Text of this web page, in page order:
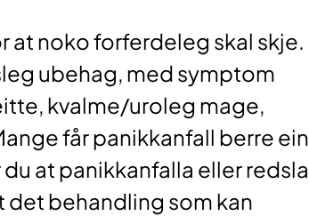
at noko forferdeleg skal skje.
ubehag, med symptom
kvalme/uroleg mage,
får panikkanfall berre ein
at panikkanfalla eller redsla
det behandling som kan